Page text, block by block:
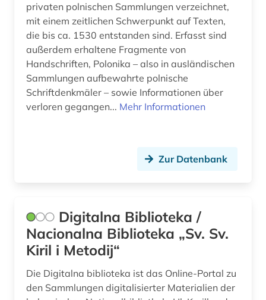
privaten polnischen Sammlungen verzeichnet,
mit einem zeitlichen Schwerpunkt auf Texten,
die bis ca. 1530 entstanden sind. Erfasst sind
außerdem erhaltene Fragmente von
Handschriften, Polonika – also in ausländischen
Sammlungen aufbewahrte polnische
Schriftdenkmäler – sowie Informationen über
verloren gegangen... Mehr Informationen
Zur Datenbank
Digitalna Biblioteka /
Nacionalna Biblioteka „Sv. Sv.
Kiril i Metodij“
Die Digitalna biblioteka ist das Online-Portal zu
den Sammlungen digitalisierter Materialien der